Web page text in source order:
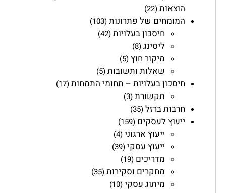
הוצאות(22)
המומחים של פתרונות(103)
חיסכון בעלויות(42)
ליסינג(8)
מיקור חוץ(5)
שאלות ותשובות(5)
חיסכון בעלויות – תחומי התמחות(17)
תקשורת(3)
חרבות ברזל(35)
ייעוץ לעסקים (159)
ייעוץ ארגוני(4)
ייעוץ עסקי(39)
מדריכים (19)
מחקרים וסקירות(35)
מיתוג עסקי(10)